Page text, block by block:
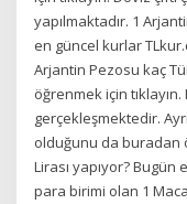
yapılmaktadır. 1
en güncel kurlar
Arjantin Pezosu kaç
öğrenmek için
gerçekleşmektedir.
olduğunu da buradan
Lirası yapıyor?
para birimi olan 1